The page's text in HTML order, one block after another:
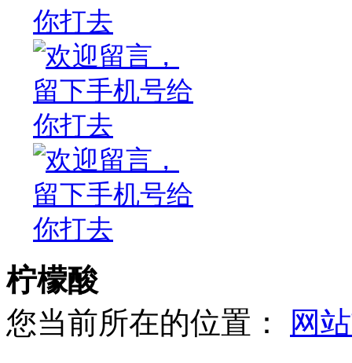
柠檬酸
您当前所在的位置：
网